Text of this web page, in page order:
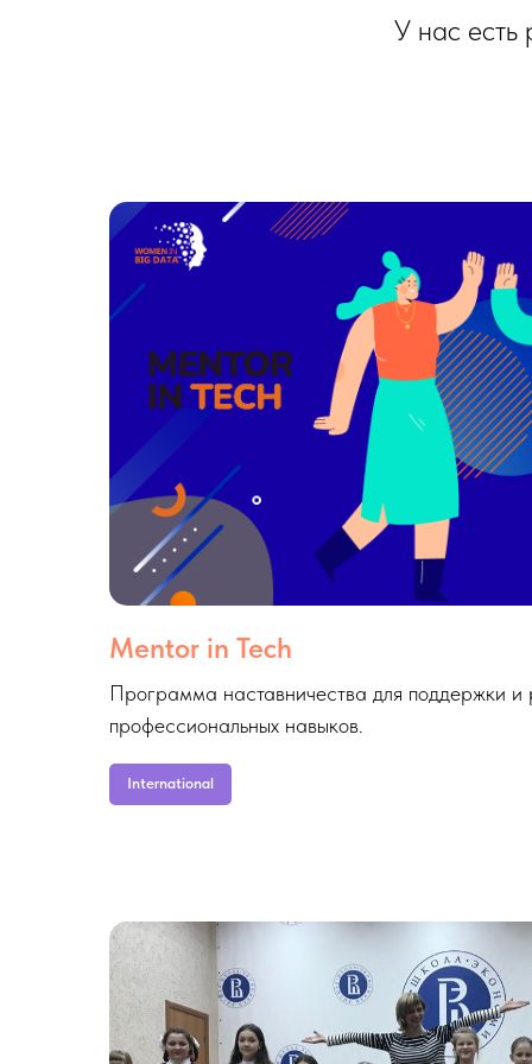
У нас есть
Mentor in Tech
Программа наставничества для поддержки и
профессиональных навыков.
International